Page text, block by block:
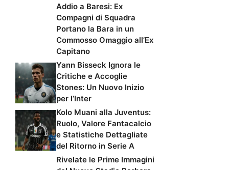
Addio a Baresi: Ex
Compagni di Squadra
Portano la Bara in un
Commosso Omaggio all’Ex
Capitano
Yann Bisseck Ignora le
Critiche e Accoglie
Stones: Un Nuovo Inizio
per l’Inter
Kolo Muani alla Juventus:
Ruolo, Valore Fantacalcio
e Statistiche Dettagliate
del Ritorno in Serie A
Rivelate le Prime Immagini